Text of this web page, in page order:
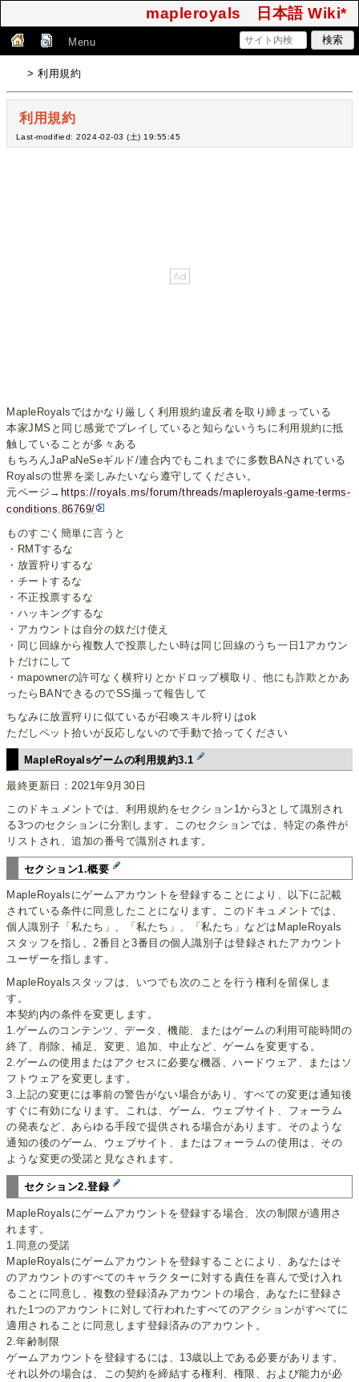
mapleroyals 日本語 Wiki*
Menu
> 利用規約
利用規約
Last-modified: 2024-02-03 (土) 19:55:45
MapleRoyalsではかなり厳しく利用規約違反者を取り締まっている
本家JMSと同じ感覚でプレイしていると知らないうちに利用規約に抵
触していることが多々ある
もちろんJaPaNeSeギルド/連合内でもこれまでに多数BANされている
Royalsの世界を楽しみたいなら遵守してください。
元ページ→ https://royals.ms/forum/threads/mapleroyals-game-terms-
conditions.86769/
ものすごく簡単に言うと
・RMTするな
・放置狩りするな
・チートするな
・不正投票するな
・ハッキングするな
・アカウントは自分の奴だけ使え
・同じ回線から複数人で投票したい時は同じ回線のうち一日1アカウン
トだけにして
・mapownerの許可なく横狩りとかドロップ横取り、他にも詐欺とかあ
ったらBANできるのでSS撮って報告して
ちなみに放置狩りに似ているが召喚スキル狩りはok
ただしペット拾いが反応しないので手動で拾ってください
MapleRoyalsゲームの利用規約3.1
最終更新日：2021年9月30日
このドキュメントでは、利用規約をセクション1から3として識別され
る3つのセクションに分割します。このセクションでは、特定の条件が
リストされ、追加の番号で識別されます。
セクション1.概要
MapleRoyalsにゲームアカウントを登録することにより、以下に記載
されている条件に同意したことになります。このドキュメントでは、
個人識別子「私たち」、「私たち」、「私たち」などはMapleRoyals
スタッフを指し、2番目と3番目の個人識別子は登録されたアカウント
ユーザーを指します。
MapleRoyalsスタッフは、いつでも次のことを行う権利を留保しま
す。
本契約内の条件を変更します。
1.ゲームのコンテンツ、データ、機能、またはゲームの利用可能時間の
終了、削除、補足、変更、追加、中止など、ゲームを変更する。
2.ゲームの使用またはアクセスに必要な機器、ハードウェア、またはソ
フトウェアを変更します。
3.上記の変更には事前の警告がない場合があり、すべての変更は通知後
すぐに有効になります。これは、ゲーム、ウェブサイト、フォーラム
の発表など、あらゆる手段で提供される場合があります。そのような
通知の後のゲーム、ウェブサイト、またはフォーラムの使用は、その
ような変更の受諾と見なされます。
セクション2.登録
MapleRoyalsにゲームアカウントを登録する場合、次の制限が適用さ
れます。
1.同意の受諾
MapleRoyalsにゲームアカウントを登録することにより、あなたはそ
のアカウントのすべてのキャラクターに対する責任を喜んで受け入れ
ることに同意し、複数の登録済みアカウントの場合、あなたに登録さ
れた1つのアカウントに対して行われたすべてのアクションがすべてに
適用されることに同意します登録済みのアカウント。
2.年齢制限
ゲームアカウントを登録するには、13歳以上である必要があります。
それ以外の場合は、この契約を締結する権利、権限、および能力が必